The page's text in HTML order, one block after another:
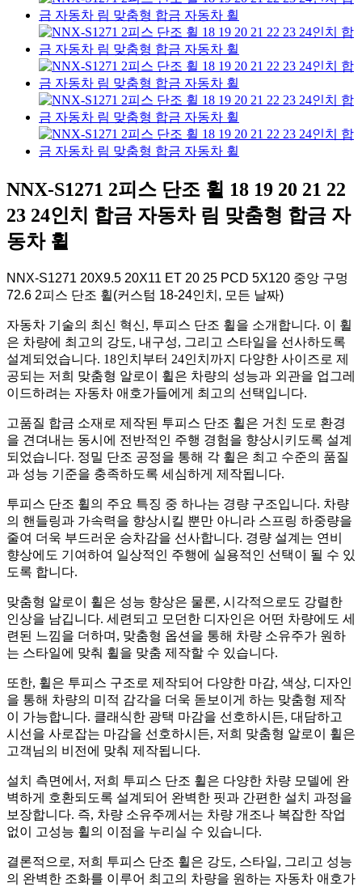
NNX-S1271 2피스 단조 휠 18 19 20 21 22
23 24인치 합금 자동차 림 맞춤형 합금 자
동차 휠
NNX-S1271 20X9.5 20X11 ET 20 25 PCD 5X120 중앙 구멍
72.6 2피스 단조 휠(커스텀 18-24인치, 모든 날짜)
자동차 기술의 최신 혁신, 투피스 단조 휠을 소개합니다. 이 휠
은 차량에 최고의 강도, 내구성, 그리고 스타일을 선사하도록
설계되었습니다. 18인치부터 24인치까지 다양한 사이즈로 제
공되는 저희 맞춤형 알로이 휠은 차량의 성능과 외관을 업그레
이드하려는 자동차 애호가들에게 최고의 선택입니다.
고품질 합금 소재로 제작된 투피스 단조 휠은 거친 도로 환경
을 견뎌내는 동시에 전반적인 주행 경험을 향상시키도록 설계
되었습니다. 정밀 단조 공정을 통해 각 휠은 최고 수준의 품질
과 성능 기준을 충족하도록 세심하게 제작됩니다.
투피스 단조 휠의 주요 특징 중 하나는 경량 구조입니다. 차량
의 핸들링과 가속력을 향상시킬 뿐만 아니라 스프링 하중량을
줄여 더욱 부드러운 승차감을 선사합니다. 경량 설계는 연비
향상에도 기여하여 일상적인 주행에 실용적인 선택이 될 수 있
도록 합니다.
맞춤형 알로이 휠은 성능 향상은 물론, 시각적으로도 강렬한
인상을 남깁니다. 세련되고 모던한 디자인은 어떤 차량에도 세
련된 느낌을 더하며, 맞춤형 옵션을 통해 차량 소유주가 원하
는 스타일에 맞춰 휠을 맞춤 제작할 수 있습니다.
또한, 휠은 투피스 구조로 제작되어 다양한 마감, 색상, 디자인
을 통해 차량의 미적 감각을 더욱 돋보이게 하는 맞춤형 제작
이 가능합니다. 클래식한 광택 마감을 선호하시든, 대담하고
시선을 사로잡는 마감을 선호하시든, 저희 맞춤형 알로이 휠은
고객님의 비전에 맞춰 제작됩니다.
설치 측면에서, 저희 투피스 단조 휠은 다양한 차량 모델에 완
벽하게 호환되도록 설계되어 완벽한 핏과 간편한 설치 과정을
보장합니다. 즉, 차량 소유주께서는 차량 개조나 복잡한 작업
없이 고성능 휠의 이점을 누리실 수 있습니다.
결론적으로, 저희 투피스 단조 휠은 강도, 스타일, 그리고 성능
의 완벽한 조화를 이루어 최고의 차량을 원하는 자동차 애호가